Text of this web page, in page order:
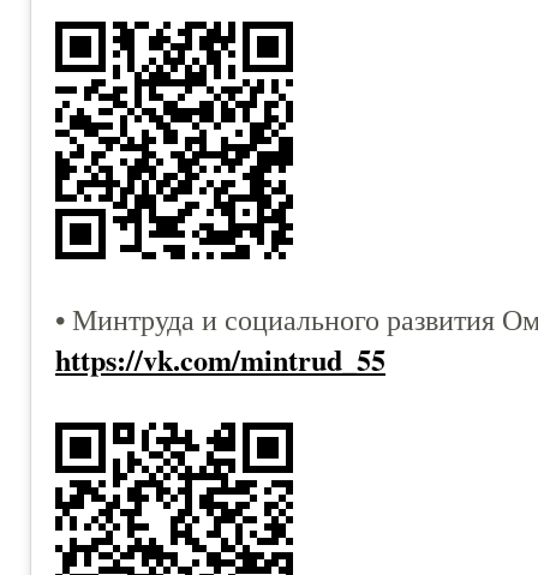
• Минтруда и социального развития
https://vk.com/mintrud_55